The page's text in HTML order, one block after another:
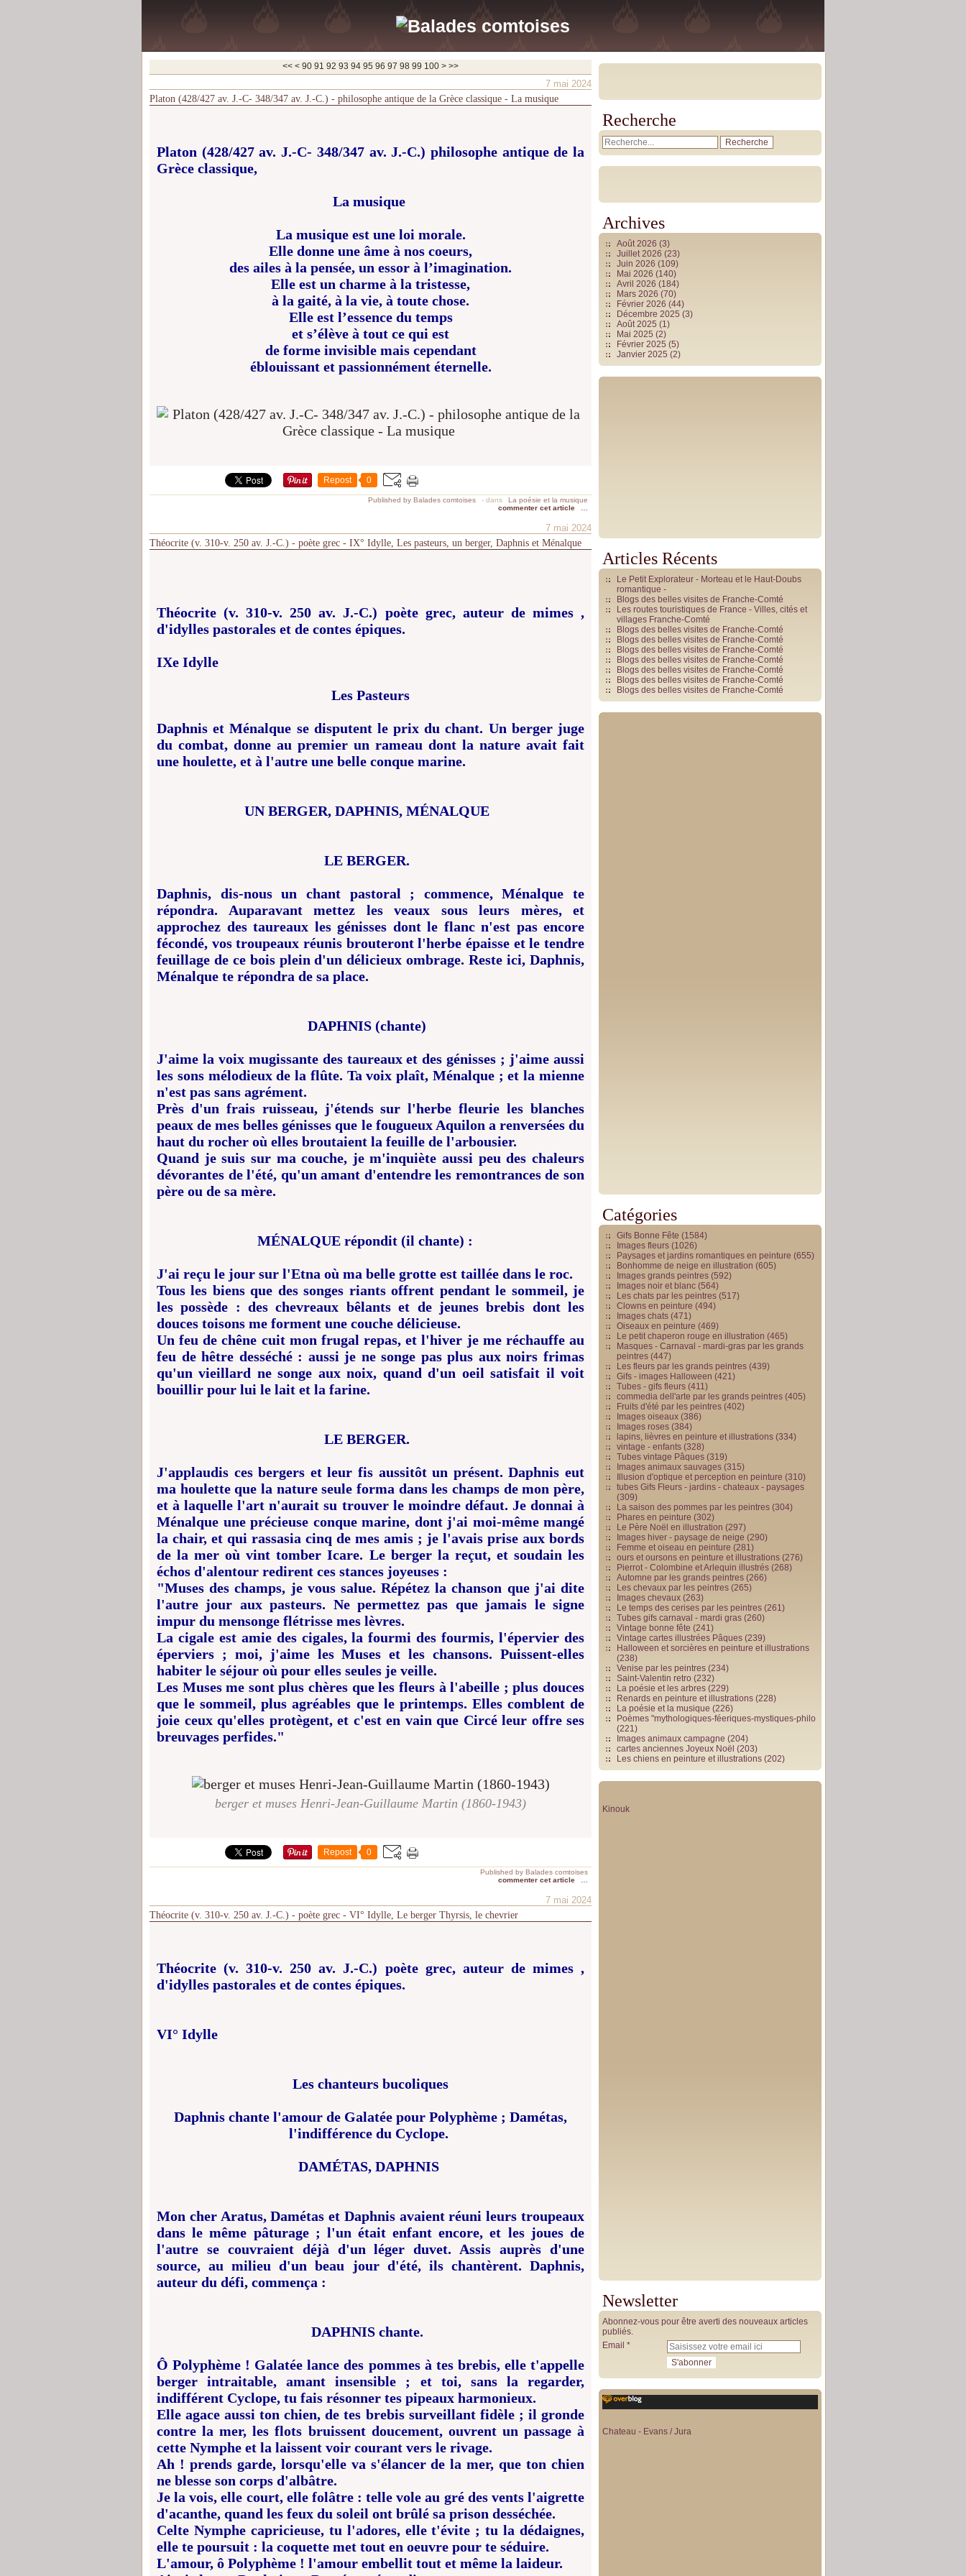
<< < 10
20
30
40
50
60
70
80
90 91 92 93 94 95 96 97 98 99 100 200
300
400
500
600
700
800
900
1000
1100
1200
1300
1400
1500
1600
1700
1800
1900
2000
2100
2200
2300
2400
2500
2600
2700
2800
2900
3000
3100
3200
3300
3400
3500
3600
3700
> >>
7 mai 2024
Platon (428/427 av. J.-C- 348/347 av. J.-C.) - philosophe antique de la Grèce classique - La musique
Platon (428/427 av. J.-C- 348/347 av. J.-C.) philosophe antique de la
Grèce classique,
La musique
La musique est une loi morale.
Elle donne une âme à nos coeurs,
des ailes à la pensée, un essor à l’imagination.
Elle est un charme à la tristesse,
à la gaité, à la vie, à toute chose.
Elle est l’essence du temps
et s’élève à tout ce qui est
de forme invisible mais cependant
éblouissant et passionnément éternelle.
Repost 0
Published by Balades comtoises - dans
La poésie et la musique
commenter cet article
7 mai 2024
Théocrite (v. 310-v. 250 av. J.-C.) - poète grec - IX° Idylle, Les pasteurs, un berger, Daphnis et Ménalque
Théocrite (v. 310-v. 250 av. J.-C.) poète grec, auteur de mimes ,
d'idylles pastorales et de contes épiques.
IXe Idylle
Les Pasteurs
Daphnis et Ménalque se disputent le prix du chant. Un berger juge
du combat, donne au premier un rameau dont la nature avait fait
une houlette, et à l'autre une belle conque marine.
UN BERGER, DAPHNIS, MÉNALQUE
LE BERGER.
Daphnis, dis-nous un chant pastoral ; commence, Ménalque te
répondra. Auparavant mettez les veaux sous leurs mères, et
approchez des taureaux les génisses dont le flanc n'est pas encore
fécondé, vos troupeaux réunis brouteront l'herbe épaisse et le tendre
feuillage de ce bois plein d'un délicieux ombrage. Reste ici, Daphnis,
Ménalque te répondra de sa place.
DAPHNIS (chante)
J'aime la voix mugissante des taureaux et des génisses ; j'aime aussi
les sons mélodieux de la flûte. Ta voix plaît, Ménalque ; et la mienne
n'est pas sans agrément.
Près d'un frais ruisseau, j'étends sur l'herbe fleurie les blanches
peaux de mes belles génisses que le fougueux Aquilon a renversées du
haut du rocher où elles broutaient la feuille de l'arbousier.
Quand je suis sur ma couche, je m'inquiète aussi peu des chaleurs
dévorantes de l'été, qu'un amant d'entendre les remontrances de son
père ou de sa mère.
MÉNALQUE répondit (il chante) :
J'ai reçu le jour sur l'Etna où ma belle grotte est taillée dans le roc.
Tous les biens que des songes riants offrent pendant le sommeil, je
les possède : des chevreaux bêlants et de jeunes brebis dont les
douces toisons me forment une couche délicieuse.
Un feu de chêne cuit mon frugal repas, et l'hiver je me réchauffe au
feu de hêtre desséché : aussi je ne songe pas plus aux noirs frimas
qu'un vieillard ne songe aux noix, quand d'un oeil satisfait il voit
bouillir pour lui le lait et la farine.
LE BERGER.
J'applaudis ces bergers et leur fis aussitôt un présent. Daphnis eut
ma houlette que la nature seule forma dans les champs de mon père,
et à laquelle l'art n'aurait su trouver le moindre défaut. Je donnai à
Ménalque une précieuse conque marine, dont j'ai moi-même mangé
la chair, et qui rassasia cinq de mes amis ; je l'avais prise aux bords
de la mer où vint tomber Icare. Le berger la reçut, et soudain les
échos d'alentour redirent ces stances joyeuses :
"Muses des champs, je vous salue. Répétez la chanson que j'ai dite
l'autre jour aux pasteurs. Ne permettez pas que jamais le signe
impur du mensonge flétrisse mes lèvres.
La cigale est amie des cigales, la fourmi des fourmis, l'épervier des
éperviers ; moi, j'aime les Muses et les chansons. Puissent-elles
habiter le séjour où pour elles seules je veille.
Les Muses me sont plus chères que les fleurs à l'abeille ; plus douces
que le sommeil, plus agréables que le printemps. Elles comblent de
joie ceux qu'elles protègent, et c'est en vain que Circé leur offre ses
breuvages perfides."
berger et muses Henri-Jean-Guillaume Martin (1860-1943)
Repost 0
Published by Balades comtoises
commenter cet article
7 mai 2024
Théocrite (v. 310-v. 250 av. J.-C.) - poète grec - VI° Idylle, Le berger Thyrsis, le chevrier
Théocrite (v. 310-v. 250 av. J.-C.) poète grec, auteur de mimes ,
d'idylles pastorales et de contes épiques.
VI° Idylle
Les chanteurs bucoliques
Daphnis chante l'amour de Galatée pour Polyphème ; Damétas,
l'indifférence du Cyclope.
DAMÉTAS, DAPHNIS
Mon cher Aratus, Damétas et Daphnis avaient réuni leurs troupeaux
dans le même pâturage ; l'un était enfant encore, et les joues de
l'autre se couvraient déjà d'un léger duvet. Assis auprès d'une
source, au milieu d'un beau jour d'été, ils chantèrent. Daphnis,
auteur du défi, commença :
DAPHNIS chante.
Ô Polyphème ! Galatée lance des pommes à tes brebis, elle t'appelle
berger intraitable, amant insensible ; et toi, sans la regarder,
indifférent Cyclope, tu fais résonner tes pipeaux harmonieux.
Elle agace aussi ton chien, de tes brebis surveillant fidèle ; il gronde
contre la mer, les flots bruissent doucement, ouvrent un passage à
cette Nymphe et la laissent voir courant vers le rivage.
Ah ! prends garde, lorsqu'elle va s'élancer de la mer, que ton chien
ne blesse son corps d'albâtre.
Je la vois, elle court, elle folâtre : telle vole au gré des vents l'aigrette
d'acanthe, quand les feux du soleil ont brûlé sa prison desséchée.
Celte Nymphe capricieuse, tu l'adores, elle t'évite ; tu la dédaignes,
elle te poursuit : la coquette met tout en oeuvre pour te séduire.
L'amour, ô Polyphème ! l'amour embellit tout et même la laideur.
Recherche
Archives
Août 2026 (3)
Juillet 2026 (23)
Juin 2026 (109)
Mai 2026 (140)
Avril 2026 (184)
Mars 2026 (70)
Février 2026 (44)
Décembre 2025 (3)
Août 2025 (1)
Mai 2025 (2)
Février 2025 (5)
Janvier 2025 (2)
Articles Récents
Le Petit Explorateur - Morteau et le Haut-Doubs
romantique -
Blogs des belles visites de Franche-Comté
Les routes touristiques de France - Villes, cités et
villages Franche-Comté
Blogs des belles visites de Franche-Comté
Blogs des belles visites de Franche-Comté
Blogs des belles visites de Franche-Comté
Blogs des belles visites de Franche-Comté
Blogs des belles visites de Franche-Comté
Blogs des belles visites de Franche-Comté
Blogs des belles visites de Franche-Comté
Catégories
Gifs Bonne Fête (1584)
Images fleurs (1026)
Paysages et jardins romantiques en peinture (655)
Bonhomme de neige en illustration (605)
Images grands peintres (592)
Images noir et blanc (564)
Les chats par les peintres (517)
Clowns en peinture (494)
Images chats (471)
Oiseaux en peinture (469)
Le petit chaperon rouge en illustration (465)
Masques - Carnaval - mardi-gras par les grands
peintres (447)
Les fleurs par les grands peintres (439)
Gifs - images Halloween (421)
Tubes - gifs fleurs (411)
commedia dell'arte par les grands peintres (405)
Fruits d'été par les peintres (402)
Images oiseaux (386)
Images roses (384)
lapins, lièvres en peinture et illustrations (334)
vintage - enfants (328)
Tubes vintage Pâques (319)
Images animaux sauvages (315)
Illusion d'optique et perception en peinture (310)
tubes Gifs Fleurs - jardins - chateaux - paysages
(309)
La saison des pommes par les peintres (304)
Phares en peinture (302)
Le Père Noël en illustration (297)
Images hiver - paysage de neige (290)
Femme et oiseau en peinture (281)
ours et oursons en peinture et illustrations (276)
Pierrot - Colombine et Arlequin illustrés (268)
Automne par les grands peintres (266)
Les chevaux par les peintres (265)
Images chevaux (263)
Le temps des cerises par les peintres (261)
Tubes gifs carnaval - mardi gras (260)
Vintage bonne fête (241)
Vintage cartes illustrées Pâques (239)
Halloween et sorcières en peinture et illustrations
(238)
Venise par les peintres (234)
Saint-Valentin retro (232)
La poésie et les arbres (229)
Renards en peinture et illustrations (228)
La poésie et la musique (226)
Poèmes "mythologiques-féeriques-mystiques-philo
(221)
Images animaux campagne (204)
cartes anciennes Joyeux Noël (203)
Les chiens en peinture et illustrations (202)
Kinouk
Newsletter
Abonnez-vous pour être averti des nouveaux articles
publiés.
Email
Chateau - Evans / Jura